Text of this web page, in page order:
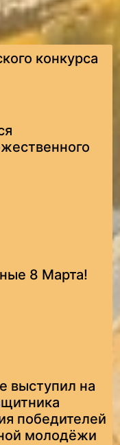
конкурса
8 Марта!
выступил на
победителей
молодёжи